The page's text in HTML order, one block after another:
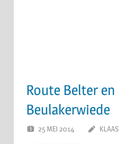
Route Belter en
Beulakerwiede
25 MEI 2014 KLAAS